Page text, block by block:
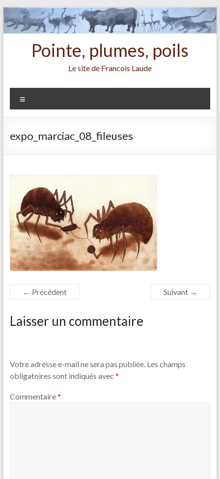
Aller
au
contenu
Pointe, plumes, poils
Le site de Francois Laude
expo_marciac_08_fileuses
← Précédent Suivant →
Laisser un commentaire
Votre adresse e-mail ne sera pas publiée. Les champs
obligatoires sont indiqués avec *
Commentaire*